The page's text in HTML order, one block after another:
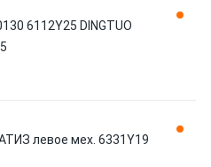
6112Y25 DINGTUO
левое мех. 6331Y19